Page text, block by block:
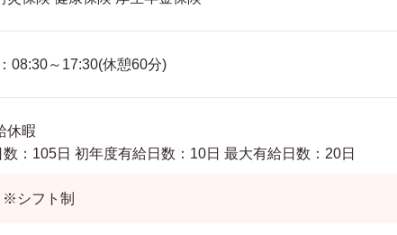
08:30～17:30(休憩60分)
休暇
：105日 初年度有給日数：10日 最大有給日数：20日
※シフト制